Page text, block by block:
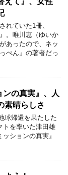
れていた1冊、
。唯川恵（ゆいか
あったので、ネッ
ぺん』の著者だっ
ンの真実』、人
素晴らしさ
球帰還を果たした
トを率いた津田雄
ションの真実』